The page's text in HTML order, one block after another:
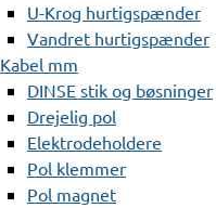
U-Krog hurtigspænder
Vandret hurtigspænder
Kabel mm
DINSE stik og bøsninger
Drejelig pol
Elektrodeholdere
Pol klemmer
Pol magnet